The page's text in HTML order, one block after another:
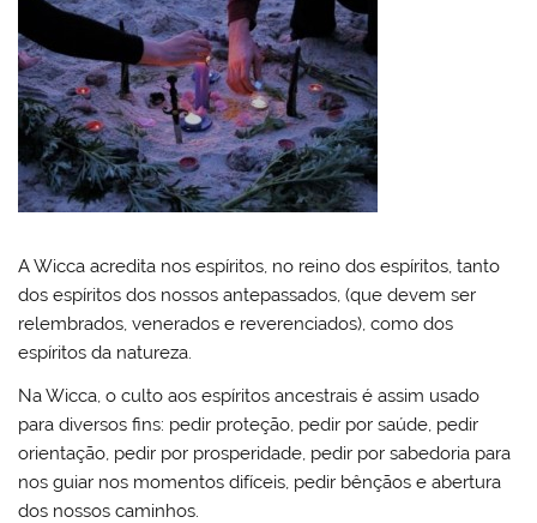
A Wicca acredita nos espíritos, no reino dos espíritos, tanto
dos espíritos dos nossos antepassados, (que devem ser
relembrados, venerados e reverenciados), como dos
espíritos da natureza.
Na Wicca, o culto aos espíritos ancestrais é assim usado
para diversos fins: pedir proteção, pedir por saúde, pedir
orientação, pedir por prosperidade, pedir por sabedoria para
nos guiar nos momentos difíceis, pedir bênçãos e abertura
dos nossos caminhos.